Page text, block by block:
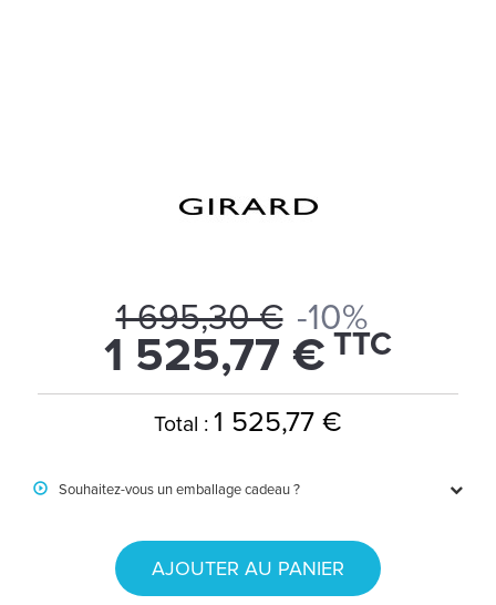
1 695,30 € -10%
1 525,77 € TTC
Total : 1 525,77 €
Souhaitez-vous un emballage cadeau ?
AJOUTER AU PANIER